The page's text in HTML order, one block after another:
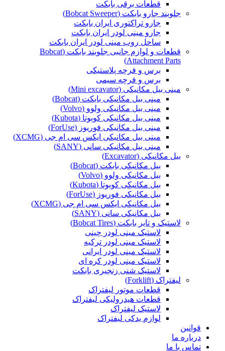
قطعات برقی بابکت
جلوبند جارو بابکت (Bobcat Sweeper)
جارو تراکتوری ایران بابکت
جارو مینی لودر ایران بابکت
ساحل روب مینی لودر ایران بابکت
قطعات و لوازم جانبی جلوبند بابکت (Bobcat
Attachment Parts)
برس و فرچه پلاستیکی
برس و فرچه سیمی
مینی بیل مکانیکی (Mini excavator)
مینی بیل مکانیکی بابکت (Bobcat)
مینی بیل مکانیکی ولوو (Volvo)
مینی بیل مکانیکی کوبوتا (Kubota)
مینی بیل مکانیکی فوریوز (ForUse)
مینی بیل مکانیکی ایکس سی ام جی (XCMG)
مینی بیل مکانیکی سانی (SANY)
بیل مکانیکی (Excavator)
بیل مکانیکی بابکت (Bobcat)
بیل مکانیکی ولوو (Volvo)
بیل مکانیکی کوبوتا (Kubota)
بیل مکانیکی فوریوز (ForUse)
بیل مکانیکی ایکس سی ام جی (XCMG)
بیل مکانیکی سانی (SANY)
لاستیک و تایر بابکت (Bobcat Tires)
لاستیک مینی لودر چینی
لاستیک مینی لودر ترکیه
لاستیک مینی لودر ایرانی
لاستیک مینی لودر کره ای
لاستیک شنی زنجیری بابکت
لیفتراک (Forklift)
قطعات موتور لیفتراک
قطعات هیدرولیکی لیفتراک
لاستیک لیفتراک
لوازم یدکی لیفتراک
قوانین
درباره ما
تماس با ما